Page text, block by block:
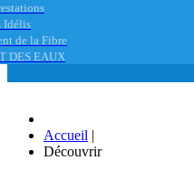
Idélis
de la Fibre
DES EAUX
Accueil |
Découvrir